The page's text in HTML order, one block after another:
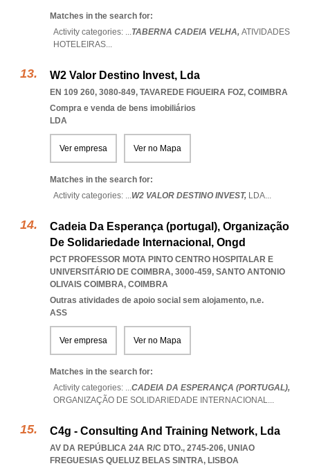
Matches in the search for:
Activity categories: ...TABERNA CADEIA VELHA, ATIVIDADES
HOTELEIRAS...
W2 Valor Destino Invest, Lda
EN 109 260, 3080-849, TAVAREDE FIGUEIRA FOZ, COIMBRA
Compra e venda de bens imobiliários
LDA
Ver empresa Ver no Mapa
Matches in the search for:
Activity categories: ...W2 VALOR DESTINO INVEST, LDA...
Cadeia Da Esperança (portugal), Organização
De Solidariedade Internacional, Ongd
PCT PROFESSOR MOTA PINTO CENTRO HOSPITALAR E
UNIVERSITÁRIO DE COIMBRA, 3000-459, SANTO ANTONIO
OLIVAIS COIMBRA, COIMBRA
Outras atividades de apoio social sem alojamento, n.e.
ASS
Ver empresa Ver no Mapa
Matches in the search for:
Activity categories: ...CADEIA DA ESPERANÇA (PORTUGAL),
ORGANIZAÇÃO DE SOLIDARIEDADE INTERNACIONAL...
C4g - Consulting And Training Network, Lda
AV DA REPÚBLICA 24A R/C DTO., 2745-206, UNIAO
FREGUESIAS QUELUZ BELAS SINTRA, LISBOA